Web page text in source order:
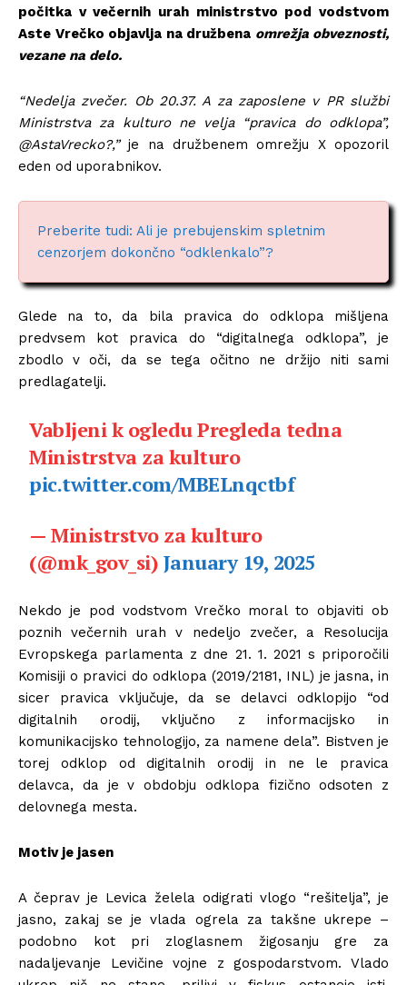
počitka v večernih urah ministrstvo pod vodstvom
Aste Vrečko objavlja na družbena omrežja obveznosti,
vezane na delo.
“Nedelja zvečer. Ob 20.37. A za zaposlene v PR službi
Ministrstva za kulturo ne velja “pravica do odklopa”,
@AstaVrecko?,”je na družbenem omrežju X opozoril
eden od uporabnikov.
Preberite tudi: Ali je prebujenskim spletnim
cenzorjem dokončno “odklenkalo”?
Glede na to, da bila pravica do odklopa mišljena
predvsem kot pravica do “digitalnega odklopa”, je
zbodlo v oči, da se tega očitno ne držijo niti sami
predlagatelji.
Vabljeni k ogledu Pregleda tedna
Ministrstva za kulturo
pic.twitter.com/MBELnqctbf
— Ministrstvo za kulturo
(@mk_gov_si) January 19, 2025
Nekdo je pod vodstvom Vrečko moral to objaviti ob
poznih večernih urah v nedeljo zvečer, a Resolucija
Evropskega parlamenta z dne 21. 1. 2021 s priporočili
Komisiji o pravici do odklopa (2019/2181, INL) je jasna, in
sicer pravica vključuje, da se delavci odklopijo “od
digitalnih orodij, vključno z informacijsko in
komunikacijsko tehnologijo, za namene dela”. Bistven je
torej odklop od digitalnih orodij in ne le pravica
delavca, da je v obdobju odklopa fizično odsoten z
delovnega mesta.
Motiv je jasen
A čeprav je Levica želela odigrati vlogo “rešitelja”, je
jasno, zakaj se je vlada ogrela za takšne ukrepe –
podobno kot pri zloglasnem žigosanju gre za
nadaljevanje Levičine vojne z gospodarstvom. Vlado